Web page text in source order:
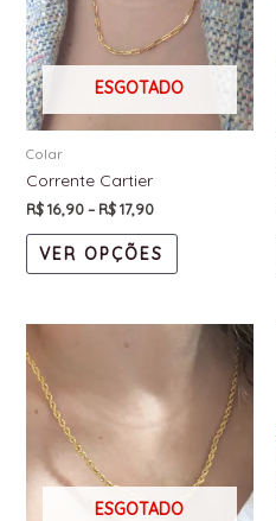
ESGOTADO
Colar
Corrente Cartier
R$16,90–R$17,90
VER OPÇÕES
ESGOTADO